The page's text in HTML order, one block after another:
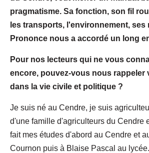
pragmatisme. Sa fonction, son fil
les transports, l'environnement, ses
Prononce nous a accordé un long
Pour nos lecteurs qui ne vous
encore, pouvez-vous nous rappeler
dans la vie civile et politique ?
Je suis né au Cendre, je suis
d'une famille d'agriculteurs du Cendre
fait mes études d'abord au Cendre et
Cournon puis à Blaise Pascal au